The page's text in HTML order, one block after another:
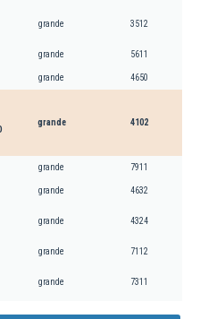
grande 3512
grande 5611
grande 4650
grande 4102
grande 7911
grande 4632
grande 4324
grande 7112
grande 7311